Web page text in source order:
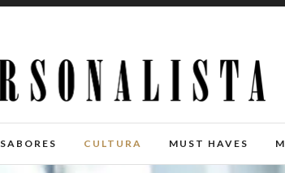
SABORES CULTURA MUST HAVES